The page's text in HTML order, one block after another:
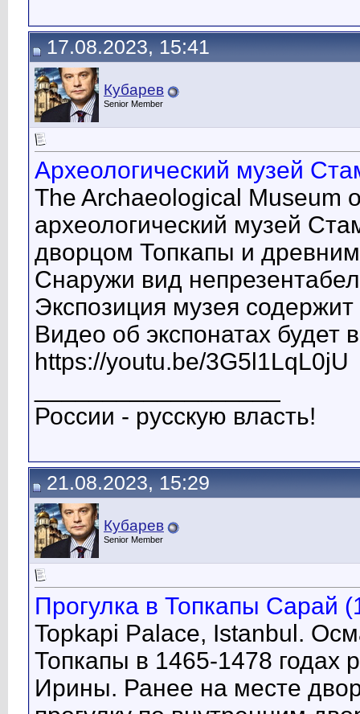
17.08.2023, 15:41
Кубарев
Senior Member
Археологический музей
The Archaeological Museum
археологический музей
дворцом Топкапы и
Снаружи вид
Экспозиция музея
Видео об экспонатах будет
https://youtu.be/3G5l1LqL0jU
России - русскую власть!
21.08.2023, 15:29
Кубарев
Senior Member
Прогулка в Топкапы Сарай
Topkapi Palace, Istanbul.
Топкапы в 1465-1478
Ирины. Ранее на месте